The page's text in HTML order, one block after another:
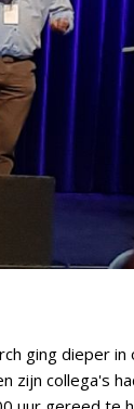
ging dieper in
zijn collega's